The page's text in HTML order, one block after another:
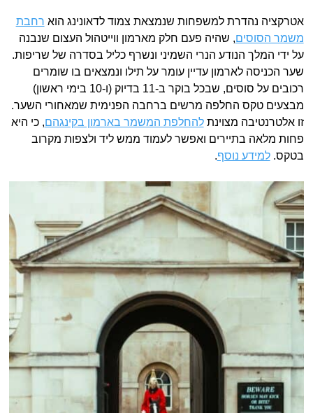
אטרקציה נהדרת למשפחות שנמצאת צמוד לדאונינג הוא רחבת
משמר הסוסים, שהיה פעם חלק מארמון ווייטהול העצום שנבנה
על ידי המלך הנודע הנרי השמיני ונשרף כליל בסדרה של שריפות.
שער הכניסה לארמון עדיין עומר על תילו ונמצאים בו שומרים
רכובים על סוסים, שבכל בוקר ב-11 בדיוק (ו-10 בימי ראשון)
מבצעים טקס החלפה מרשים ברחבה הפנימית שמאחורי השער.
זו אלטרנטיבה מצוינתלהחלפת המשמר בארמון בקינגהם, כי היא
פחות מלאה בתיירים ואפשר לעמוד ממש ליד ולצפות מקרוב
בטקס.למידע נוסף.